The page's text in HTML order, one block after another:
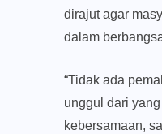
dirajut agar
dalam
“Tidak ada
unggul dari
kebersamaan,